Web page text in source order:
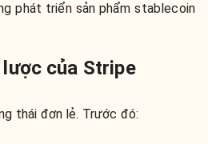
phát triển sản phẩm stablecoin
của Stripe
thái đơn lẻ. Trước đó: